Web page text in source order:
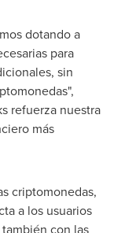
dotando a
para
sin
refuerza nuestra
más
criptomonedas,
a los usuarios